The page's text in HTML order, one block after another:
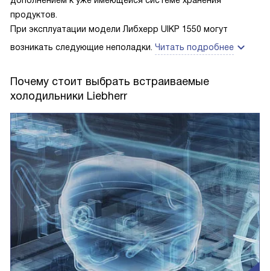
оформить под фасад гарнитура. Дверцу вообще можно
перевесить на нужную сторону, но меня все устраивает, я
продуктов.
При эксплуатации модели Либхерр UIKP 1550 могут
возникать следующие неполадки. Читать подробнее
Почему стоит выбрать встраиваемые
холодильники Liebherr